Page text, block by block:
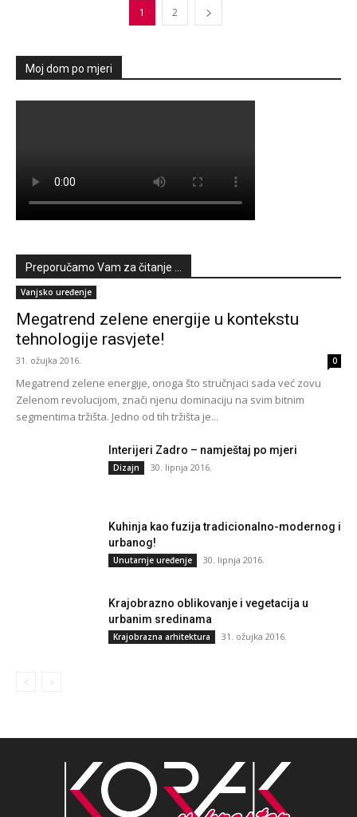
1 2
Moj dom po mjeri
Preporučamo Vam za čitanje ...
Vanjsko uređenje
Megatrend zelene energije u kontekstu
tehnologije rasvjete!
31. ožujka 2016. 0
Megatrend zelene energije, onoga što stručnjaci sada već zovu
Zelenom revolucijom, znači njenu dominaciju na svim bitnim
segmentima tržišta. Jedno od tih tržišta je...
Interijeri Zadro – namještaj po mjeri
Dizajn 30. lipnja 2016.
Kuhinja kao fuzija tradicionalno-modernog i
urbanog!
Unutarnje uređenje 30. lipnja 2016.
Krajobrazno oblikovanje i vegetacija u
urbanim sredinama
Krajobrazna arhitektura 31. ožujka 2016.